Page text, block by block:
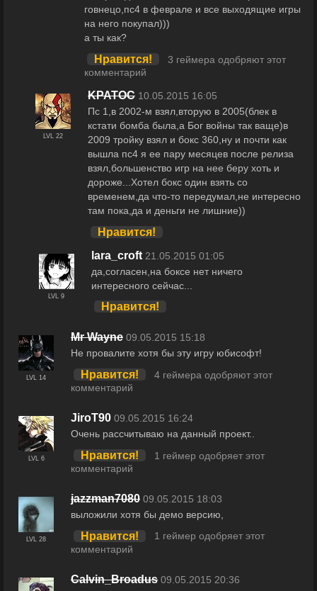
говнецо,пс4 в феврале и все выходящие игры
на него покупал)))
а ты как?
Нравится!
3 геймера одобряют этот
комментарий
LVL 22
KPATOC 10.05.2015 16:05
Пс 1,в 2002-м взял,вторую в 2005(блек в
кстати бомба была,а Бог войны так ваще)в
2009 тройку взял и бокс 360,ну и почти как
вышла пс4 я ее пару месяцев после релиза
взял,большенство игр на нее беру хоть и
дороже...Хотел бокс один взять со
временем,да что-то передумал,не интересно
там пока,да и деньги не лишние))
Нравится!
LVL 9
lara_croft 21.05.2015 01:05
да,согласен,на боксе нет ничего
интересного сейчас...
Нравится!
LVL 14
Mr Wayne 09.05.2015 15:18
Не провалите хотя бы эту игру юбисофт!
Нравится!
4 геймера одобряют этот
комментарий
LVL 6
JiroT90 09.05.2015 16:24
Очень рассчитываю на данный проект..
Нравится!
1 геймер одобряет этот
комментарий
LVL 28
jazzman7080 09.05.2015 18:03
выложили хотя бы демо версию,
Нравится!
1 геймер одобряет этот
комментарий
Calvin_Broadus 09.05.2015 20:36